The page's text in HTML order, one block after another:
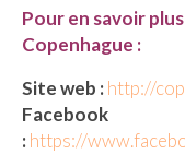
Pour en savoir
Copenhague :
Site web :http://
Facebook
:https://